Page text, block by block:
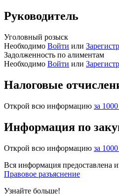
Руководитель
Уголовный розыск
Необходимо Войти или
Задолженность по алиментам
Необходимо Войти или
Налоговые
Открой всю информацию за
Информация по
Открой всю информацию за
Вся информация предоставлена
Правовое разъяснение
Узнайте больше!